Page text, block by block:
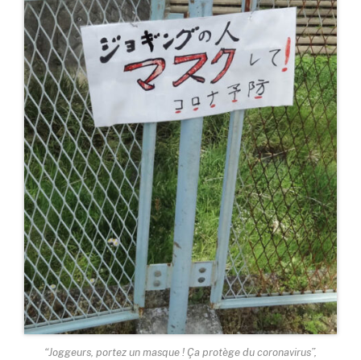
“Joggeurs, portez un masque ! Ça protège du coronavirus”,